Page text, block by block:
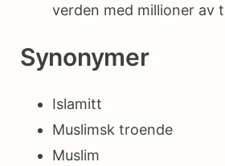
verden med millioner av
Synonymer
Islamitt
Muslimsk troende
Muslim